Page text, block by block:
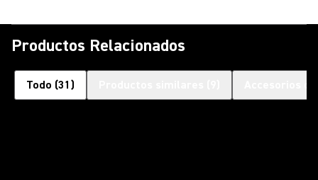
Productos Relacionados
Todo (31 )